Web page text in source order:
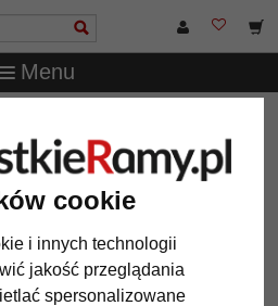
cookie
i innych technologii
jakość przeglądania
spersonalizowane
Menu
dystansową Örebro
drewna
listwą dystansową